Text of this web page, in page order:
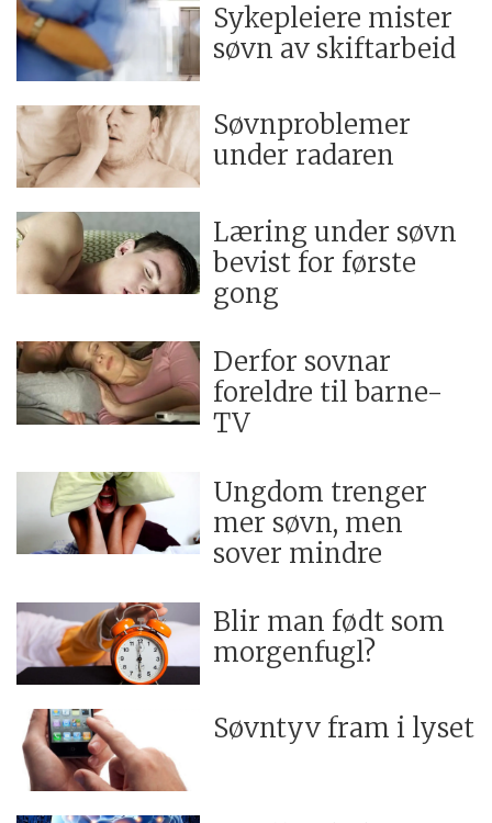
Sykepleiere mister
søvn av skiftarbeid
Søvnproblemer
under radaren
Læring under søvn
bevist for første
gong
Derfor sovnar
foreldre til barne-
TV
Ungdom trenger
mer søvn, men
sover mindre
Blir man født som
morgenfugl?
Søvntyv fram i lyset